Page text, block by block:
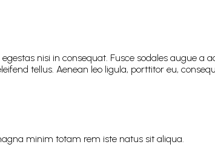
nisi in consequat. Fusce sodales augue a
tellus. Aenean leo ligula, porttitor eu,
minim totam rem iste natus sit aliqua.